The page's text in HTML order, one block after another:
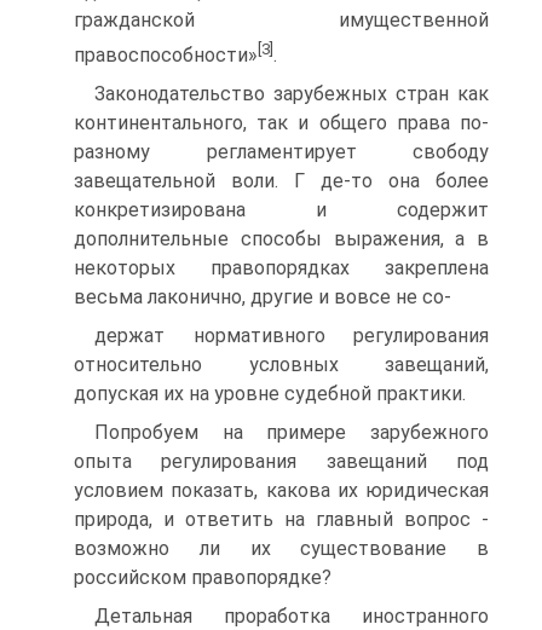
гражданской имущественной
правоспособности» [3] .
Законодательство зарубежных стран как
континентального, так и общего права по-
разному регламентирует свободу
завещательной воли. Г де-то она более
конкретизирована и содержит
дополнительные способы выражения, а в
некоторых правопорядках закреплена
весьма лаконично, другие и вовсе не со-
держат нормативного регулирования
относительно условных завещаний,
допуская их на уровне судебной практики.
Попробуем на примере зарубежного
опыта регулирования завещаний под
условием показать, какова их юридическая
природа, и ответить на главный вопрос -
возможно ли их существование в
российском правопорядке?
Детальная проработка иностранного